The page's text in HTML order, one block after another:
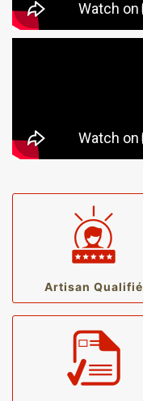
Artisan Qualifié